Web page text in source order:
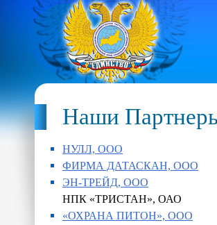
Наши
НУЛЛ, ООО
ФИРМА ДАТАСКАН, ООО
ЭН-ТРЕЙД, ООО
НПК «ТРИСТАН», ОАО
«ОХРАНА ПИТОН», ООО